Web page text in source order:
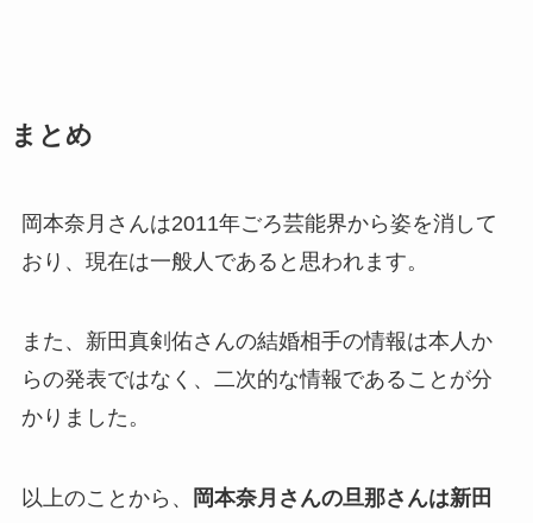
まとめ
岡本奈月さんは2011年ごろ芸能界から姿を消して
おり、現在は一般人であると思われます。
また、新田真剣佑さんの結婚相手の情報は本人か
らの発表ではなく、二次的な情報であることが分
かりました。
以上のことから、
岡本奈月さんの旦那さんは新田